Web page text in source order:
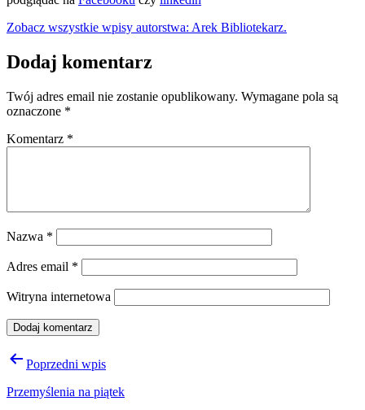
Zobacz wszystkie wpisy autorstwa: Arek Bibliotekarz.
Dodaj komentarz
Twój adres email nie zostanie opublikowany. Wymagane pola są
oznaczone *
Komentarz *
Nazwa *
Adres email *
Witryna internetowa
Nawigacja
Poprzedni wpis
Przemyślenia na piątek